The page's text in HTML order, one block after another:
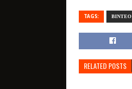
TAGS: ΒΙΝΤΕΟ
RELATED POSTS